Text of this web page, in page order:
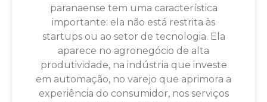
paranaense tem uma característica
importante: ela não está restrita às
startups ou ao setor de tecnologia. Ela
aparece no agronegócio de alta
produtividade, na indústria que investe
em automação, no varejo que aprimora a
experiência do consumidor, nos serviços